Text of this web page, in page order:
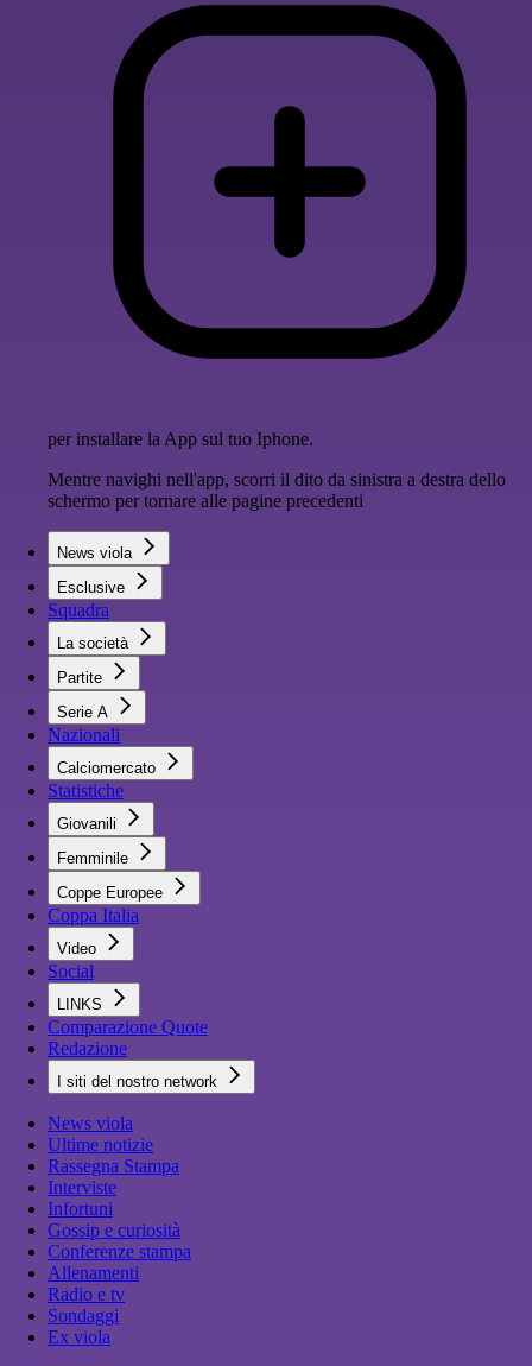
per installare la App sul tuo Iphone.
Mentre navighi nell'app, scorri il dito da sinistra a destra dello
schermo per tornare alle pagine precedenti
News viola
Esclusive
Squadra
La società
Partite
Serie A
Nazionali
Calciomercato
Statistiche
Giovanili
Femminile
Coppe Europee
Coppa Italia
Video
Social
LINKS
Comparazione Quote
Redazione
I siti del nostro network
News viola
Ultime notizie
Rassegna Stampa
Interviste
Infortuni
Gossip e curiosità
Conferenze stampa
Allenamenti
Radio e tv
Sondaggi
Ex viola